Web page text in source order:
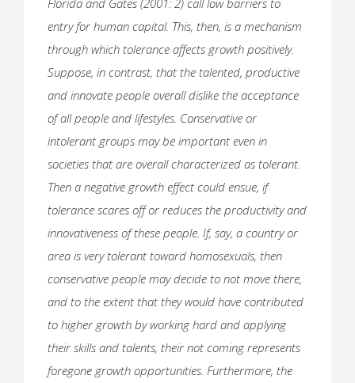
entry for human capital. This, then, is a mechanism
through which tolerance affects growth positively.
Suppose, in contrast, that the talented, productive
and innovate people overall dislike the acceptance
of all people and lifestyles. Conservative or
intolerant groups may be important even in
societies that are overall characterized as tolerant.
Then a negative growth effect could ensue, if
tolerance scares off or reduces the productivity and
innovativeness of these people. If, say, a country or
area is very tolerant toward homosexuals, then
conservative people may decide to not move there,
and to the extent that they would have contributed
to higher growth by working hard and applying
their skills and talents, their not coming represents
foregone growth opportunities. Furthermore, the